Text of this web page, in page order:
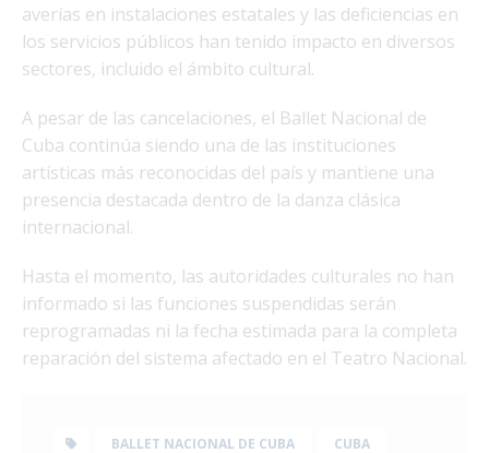
averías en instalaciones estatales y las deficiencias en
los servicios públicos han tenido impacto en diversos
sectores, incluido el ámbito cultural.
A pesar de las cancelaciones, el Ballet Nacional de
Cuba continúa siendo una de las instituciones
artísticas más reconocidas del país y mantiene una
presencia destacada dentro de la danza clásica
internacional.
Hasta el momento, las autoridades culturales no han
informado si las funciones suspendidas serán
reprogramadas ni la fecha estimada para la completa
reparación del sistema afectado en el Teatro Nacional.
BALLET NACIONAL DE CUBA CUBA